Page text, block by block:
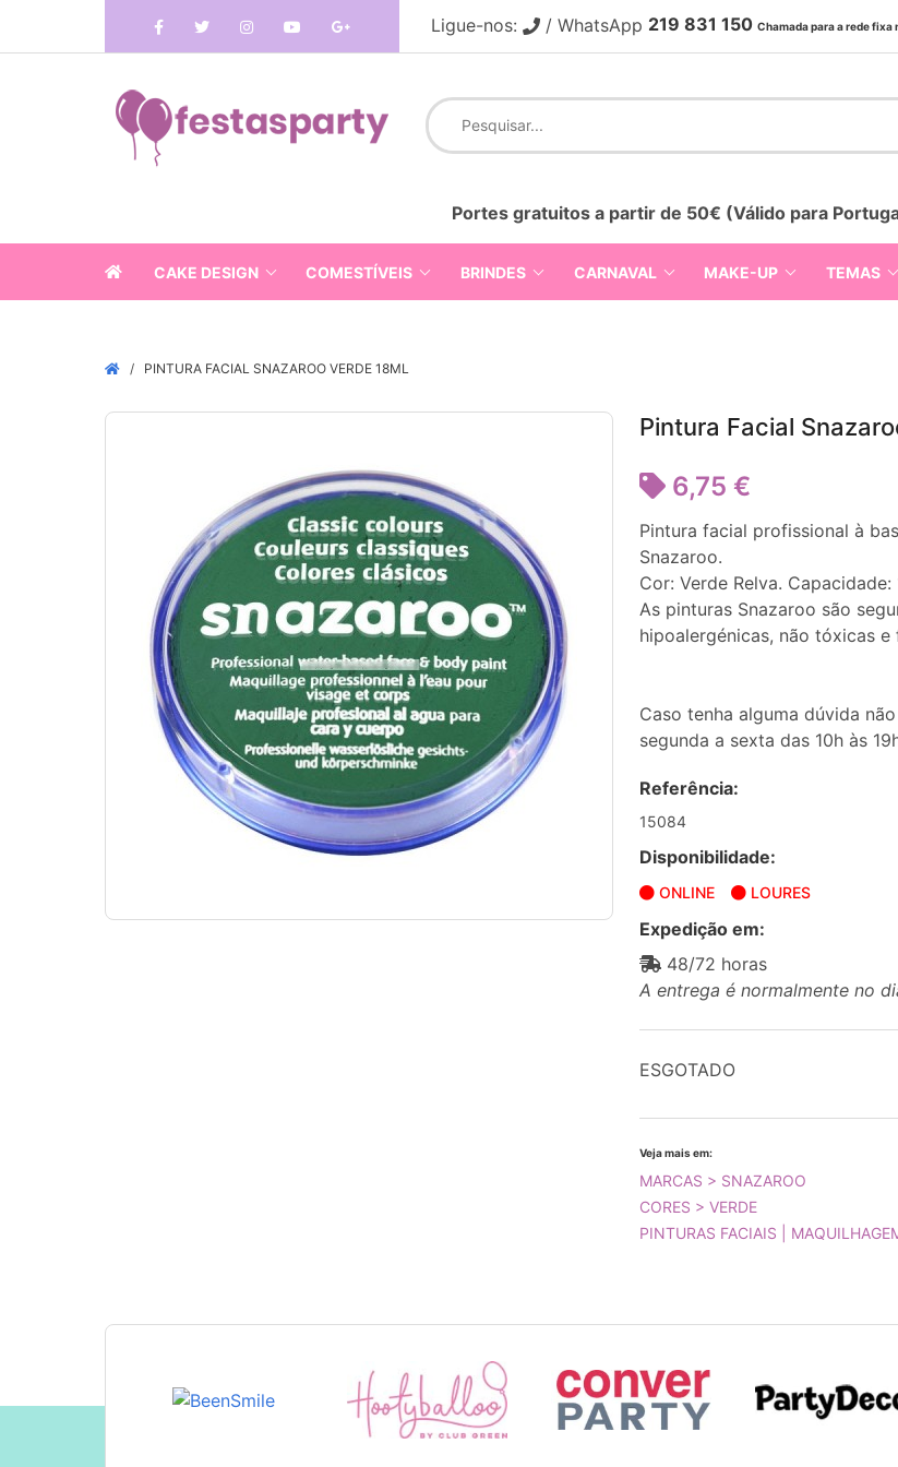
Ligue-nos: / WhatsApp 219 831 150 Chamada para a rede fixa
Portes gratuitos a partir de 50€ (Válido para
CAKE DESIGN COMESTÍVEIS BRINDES CARNAVAL MAKE-UP TEMAS
PINTURA FACIAL SNAZAROO VERDE 18ML
Pintura Facial
6,75 €
Pintura facial profissional à
Snazaroo.
Cor: Verde Relva. Capacidade:
As pinturas Snazaroo são
hipoalergénicas, não tóxicas e
Caso tenha alguma dúvida
segunda a sexta das 10h às
Referência:
15084
Disponibilidade:
ONLINE LOURES
Expedição em:
48/72 horas
A entrega é normalmente no
ESGOTADO
Veja mais em:
MARCAS > SNAZAROO
CORES > VERDE
PINTURAS FACIAIS |